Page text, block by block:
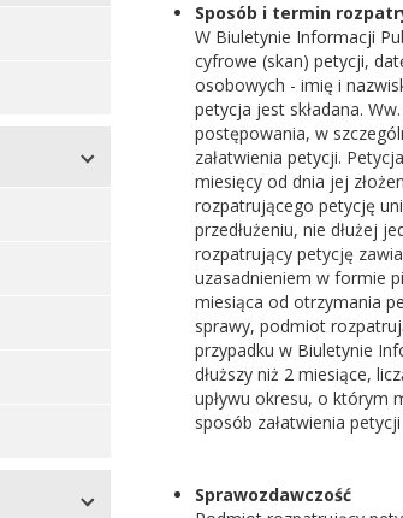
Sposób i termin
W Biuletynie Informacji
cyfrowe (skan) petycji,
osobowych - imię i
petycja jest składana.
postępowania, w
załatwienia petycji.
miesięcy od dnia jej
rozpatrującego petycję
przedłużeniu, nie dłużej
rozpatrujący petycję
uzasadnieniem w formie
miesiąca od otrzymania
sprawy, podmiot
przypadku w Biuletynie
dłuższy niż 2 miesiące,
upływu okresu, o którym
sposób załatwienia
Sprawozdawczość